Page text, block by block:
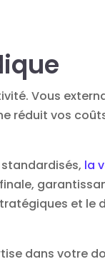
Vous
réduit vos
la
et le
dans votre